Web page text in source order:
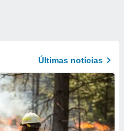
Últimas notícias